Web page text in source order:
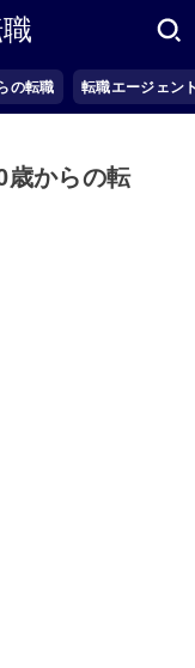
の転職 転職エージェン
歳からの転